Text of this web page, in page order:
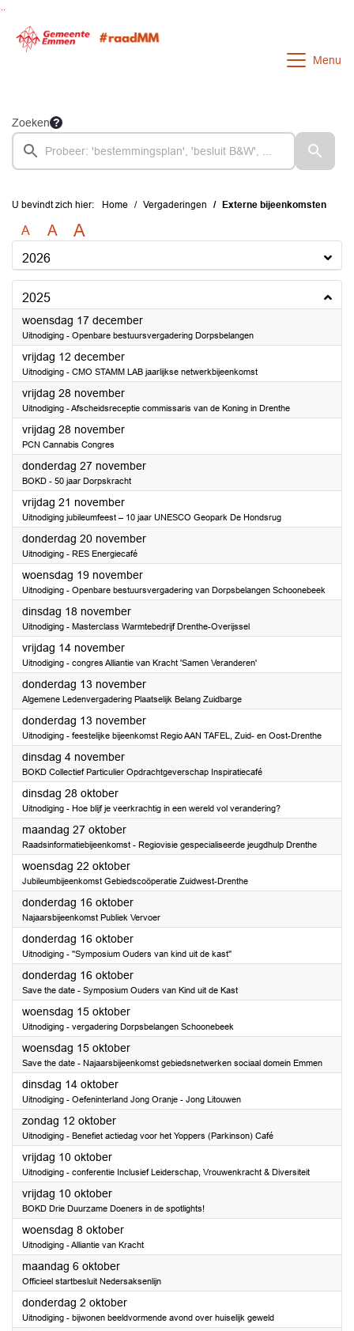
Menu
Zoeken
U bevindt zich hier: Home Vergaderingen Externe bijeenkomsten
A A A
2026
2025
woensdag 17 december2025
Uitnodiging - Openbare bestuursvergadering Dorpsbelangen
vrijdag 12 december2025
Uitnodiging - CMO STAMM LAB jaarlijkse netwerkbijeenkomst
vrijdag 28 november2025
Uitnodiging - Afscheidsreceptie commissaris van de Koning in Drenthe
vrijdag 28 november2025
PCN Cannabis Congres
donderdag 27 november2025
BOKD - 50 jaar Dorpskracht
vrijdag 21 november2025
Uitnodiging jubileumfeest – 10 jaar UNESCO Geopark De Hondsrug
donderdag 20 november2025
Uitnodiging - RES Energiecafé
woensdag 19 november2025
Uitnodiging - Openbare bestuursvergadering van Dorpsbelangen Schoonebeek
dinsdag 18 november2025
Uitnodiging - Masterclass Warmtebedrijf Drenthe-Overijssel
vrijdag 14 november2025
Uitnodiging - congres Alliantie van Kracht 'Samen Veranderen'
donderdag 13 november2025
Algemene Ledenvergadering Plaatselijk Belang Zuidbarge
donderdag 13 november2025
Uitnodiging - feestelijke bijeenkomst Regio AAN TAFEL, Zuid- en Oost-Drenthe
dinsdag 4 november2025
BOKD Collectief Particulier Opdrachtgeverschap Inspiratiecafé
dinsdag 28 oktober2025
Uitnodiging - Hoe blijf je veerkrachtig in een wereld vol verandering?
maandag 27 oktober2025
Raadsinformatiebijeenkomst - Regiovisie gespecialiseerde jeugdhulp Drenthe
woensdag 22 oktober2025
Jubileumbijeenkomst Gebiedscoöperatie Zuidwest-Drenthe
donderdag 16 oktober2025
Najaarsbijeenkomst Publiek Vervoer
donderdag 16 oktober2025
Uitnodiging - ''Symposium Ouders van kind uit de kast''
donderdag 16 oktober2025
Save the date - Symposium Ouders van Kind uit de Kast
woensdag 15 oktober2025
Uitnodiging - vergadering Dorpsbelangen Schoonebeek
woensdag 15 oktober2025
Save the date - Najaarsbijeenkomst gebiedsnetwerken sociaal domein Emmen
dinsdag 14 oktober2025
Uitnodiging - Oefeninterland Jong Oranje - Jong Litouwen
zondag 12 oktober2025
Uitnodiging - Benefiet actiedag voor het Yoppers (Parkinson) Café
vrijdag 10 oktober2025
Uitnodiging - conferentie Inclusief Leiderschap, Vrouwenkracht & Diversiteit
vrijdag 10 oktober2025
BOKD Drie Duurzame Doeners in de spotlights!
woensdag 8 oktober2025
Uitnodiging - Alliantie van Kracht
maandag 6 oktober2025
Officieel startbesluit Nedersaksenlijn
donderdag 2 oktober2025
Uitnodiging - bijwonen beeldvormende avond over huiselijk geweld